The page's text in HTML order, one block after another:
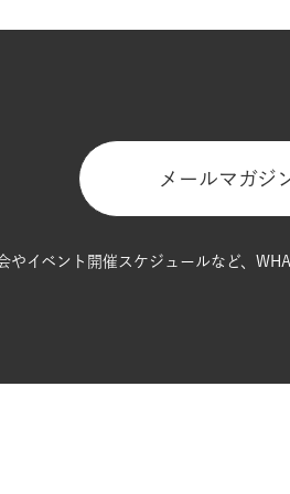
メールマガジ
やイベント開催スケジュールなど、